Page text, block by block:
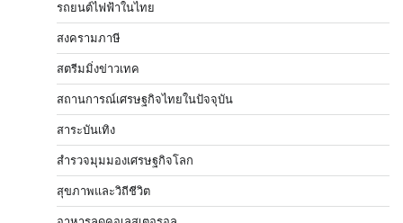
รถยนต์ไฟฟ้าในไทย
สงครามภาษี
สตรีมมิ่งข่าวเทค
สถานการณ์เศรษฐกิจไทยในปัจจุบัน
สาระบันเทิง
สำรวจมุมมองเศรษฐกิจโลก
สุขภาพและวิถีชีวิต